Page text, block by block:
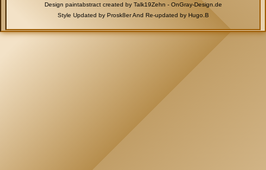
Design paintabstract created by Talk19Zehn - OnGray-Design.de
Style Updated by Prosk8erAnd Re-updated by Hugo.B